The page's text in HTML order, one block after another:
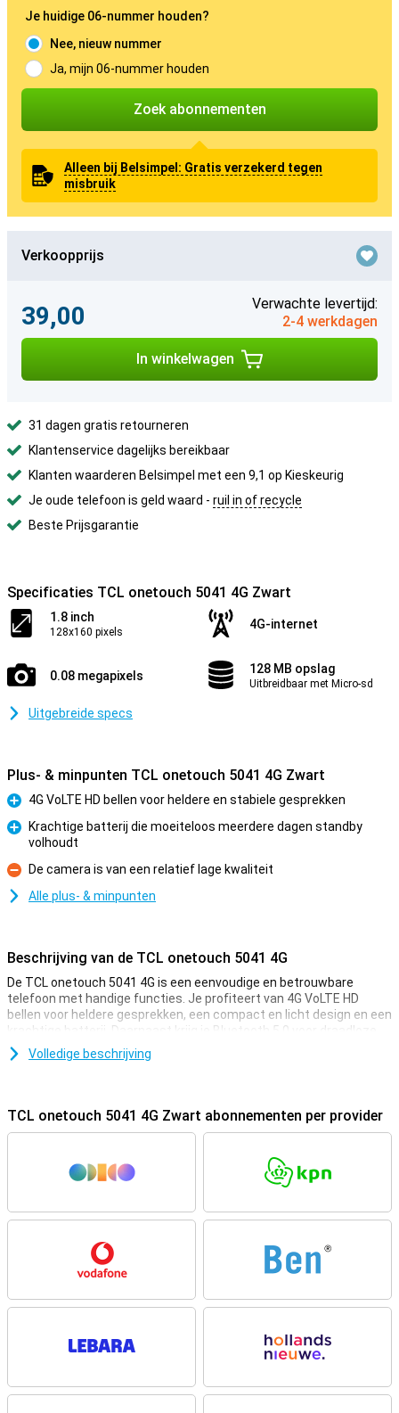
Je huidige 06-nummer houden?
Nee, nieuw nummer
Ja, mijn 06-nummer houden
Zoek abonnementen
Alleen bij Belsimpel: Gratis verzekerd tegen
misbruik
Verkoopprijs
39,00
Verwachte levertijd:
2-4 werkdagen
In winkelwagen
31 dagen gratis retourneren
Klantenservice dagelijks bereikbaar
Klanten waarderen Belsimpel met een 9,1 op Kieskeurig
Je oude telefoon is geld waard - ruil in of recycle
Beste Prijsgarantie
Specificaties TCL onetouch 5041 4G Zwart
1.8 inch
128x160 pixels
4G-internet
0.08 megapixels 128 MB opslag
Uitbreidbaar met Micro-sd
Uitgebreide specs
Plus- & minpunten TCL onetouch 5041 4G Zwart
Pluspunt
4G VoLTE HD bellen voor heldere en stabiele gesprekken
Pluspunt
Krachtige batterij die moeiteloos meerdere dagen standby
volhoudt
Minpunt
De camera is van een relatief lage kwaliteit
Alle plus- & minpunten
Beschrijving van de TCL onetouch 5041 4G
De TCL onetouch 5041 4G is een eenvoudige en betrouwbare
telefoon met handige functies. Je profiteert van 4G VoLTE HD
bellen voor heldere gesprekken, een compact en licht design en een
krachtige batterij. Daarnaast krijg je Bluetooth 5.0 voor draadloze
verbindingen en een ingebouwde zaklamp. Deze TCL onetouch
5041 4G is ideaal als je een praktische telefoon zoekt zonder
Helder bellen met 4G VoLTE
4G VoLTE HD bellen klinken gesprekken helder en natuurlijk. Je hebt
minder last van storingen en gesprekken worden sneller
zeker als je veel belt. Ook in drukke netwerken blijft de verbinding
ook duidelijk hoort tijdens elk gesprek.
De TCL onetouch 5041 4G biedt stabiele prestaties en eenvoudige
met Dual SIM, zodat je makkelijk twee nummers gebruikt. Dankzij
het overzichtelijke menu navigeer je snel door je contacten en
duidelijke en praktische mobiele ervaring wil. Je hoeft geen
Volledige beschrijving
TCL onetouch 5041 4G Zwart abonnementen per provider